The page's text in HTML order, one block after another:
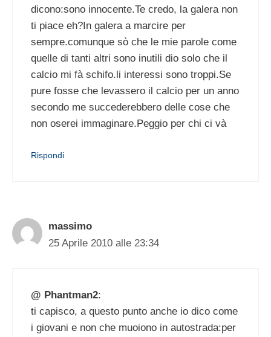
dicono:sono innocente.Te credo, la galera non
ti piace eh?In galera a marcire per
sempre.comunque sò che le mie parole come
quelle di tanti altri sono inutili dio solo che il
calcio mi fà schifo.li interessi sono troppi.Se
pure fosse che levassero il calcio per un anno
secondo me succederebbero delle cose che
non oserei immaginare.Peggio per chi ci và
Rispondi
massimo
25 Aprile 2010 alle 23:34
@ Phantman2:
ti capisco, a questo punto anche io dico come
i giovani e non che muoiono in autostrada:per